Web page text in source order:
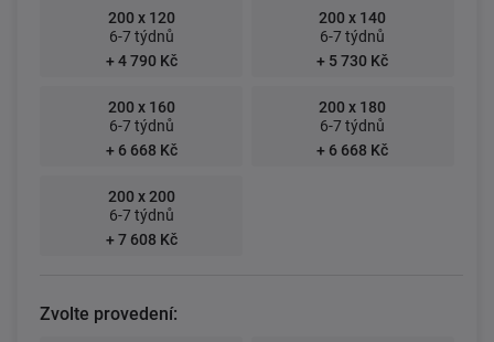
200 x 120
6-7 týdnů
+ 4 790 Kč
200 x 140
6-7 týdnů
+ 5 730 Kč
200 x 160
6-7 týdnů
+ 6 668 Kč
200 x 180
6-7 týdnů
+ 6 668 Kč
200 x 200
6-7 týdnů
+ 7 608 Kč
Zvolte provedení: